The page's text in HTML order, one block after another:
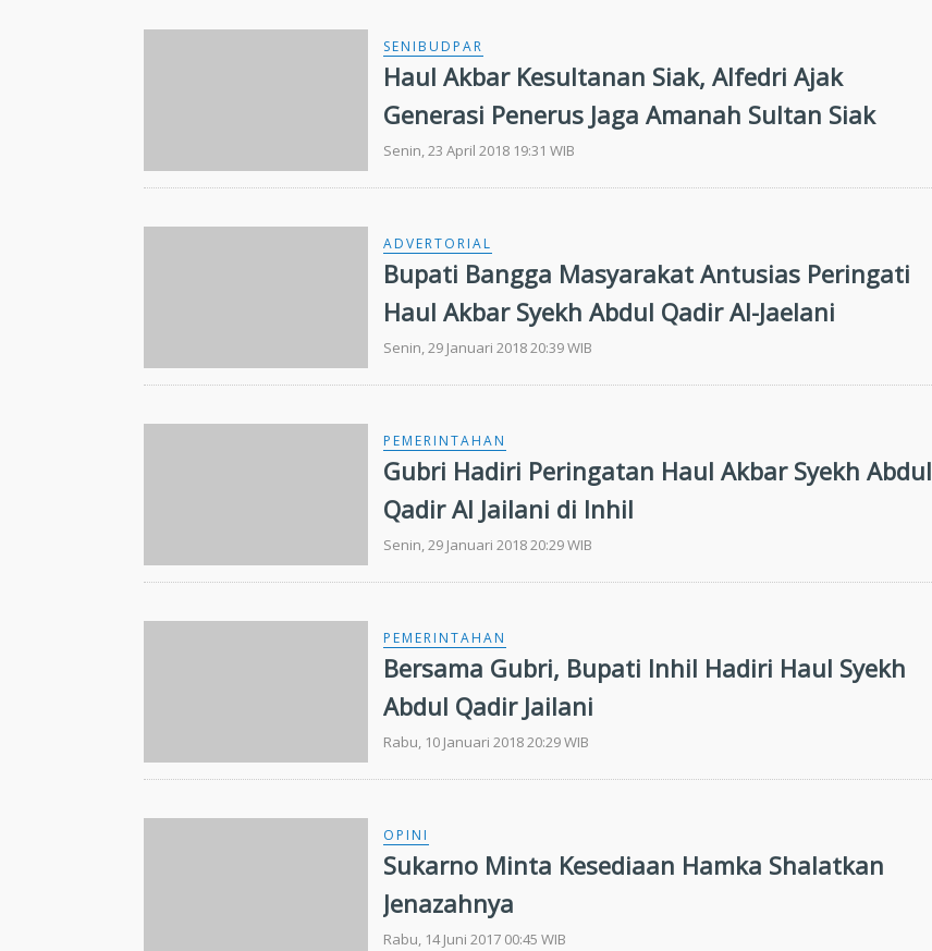
SENIBUDPAR
Haul Akbar Kesultanan Siak, Alfedri Ajak
Generasi Penerus Jaga Amanah Sultan Siak
Senin, 23 April 2018 19:31 WIB
ADVERTORIAL
Bupati Bangga Masyarakat Antusias Peringati
Haul Akbar Syekh Abdul Qadir Al-Jaelani
Senin, 29 Januari 2018 20:39 WIB
PEMERINTAHAN
Gubri Hadiri Peringatan Haul Akbar Syekh Abdul
Qadir Al Jailani di Inhil
Senin, 29 Januari 2018 20:29 WIB
PEMERINTAHAN
Bersama Gubri, Bupati Inhil Hadiri Haul Syekh
Abdul Qadir Jailani
Rabu, 10 Januari 2018 20:29 WIB
OPINI
Sukarno Minta Kesediaan Hamka Shalatkan
Jenazahnya
Rabu, 14 Juni 2017 00:45 WIB